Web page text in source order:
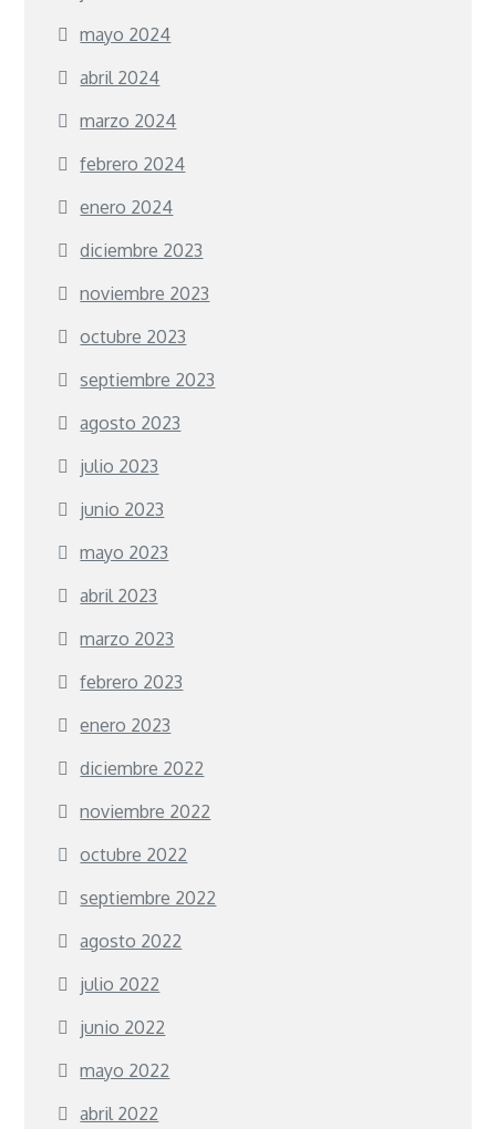
mayo 2024
abril 2024
marzo 2024
febrero 2024
enero 2024
diciembre 2023
noviembre 2023
octubre 2023
septiembre 2023
agosto 2023
julio 2023
junio 2023
mayo 2023
abril 2023
marzo 2023
febrero 2023
enero 2023
diciembre 2022
noviembre 2022
octubre 2022
septiembre 2022
agosto 2022
julio 2022
junio 2022
mayo 2022
abril 2022